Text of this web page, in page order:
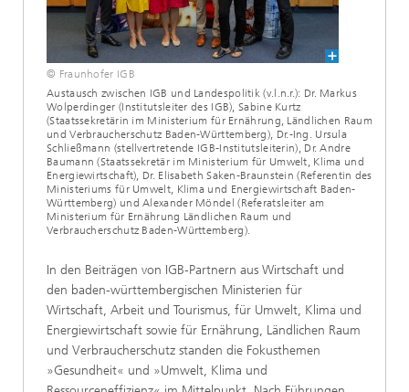
© Fraunhofer IGB
Austausch zwischen IGB und Landespolitik (v.l.n.r.): Dr. Markus
Wolperdinger (Institutsleiter des IGB), Sabine Kurtz
(Staatssekretärin im Ministerium für Ernährung, Ländlichen Raum
und Verbraucherschutz Baden-Württemberg), Dr.-Ing. Ursula
Schließmann (stellvertretende IGB-Institutsleiterin), Dr. Andre
Baumann (Staatssekretär im Ministerium für Umwelt, Klima und
Energiewirtschaft), Dr. Elisabeth Saken-Braunstein (Referentin des
Ministeriums für Umwelt, Klima und Energiewirtschaft Baden-
Württemberg) und Alexander Möndel (Referatsleiter am
Ministerium für Ernährung Ländlichen Raum und
Verbraucherschutz Baden-Württemberg).
In den Beiträgen von IGB-Partnern aus Wirtschaft und
den baden-württembergischen Ministerien für
Wirtschaft, Arbeit und Tourismus, für Umwelt, Klima und
Energiewirtschaft sowie für Ernährung, Ländlichen Raum
und Verbraucherschutz standen die Fokusthemen
»Gesundheit« und »Umwelt, Klima und